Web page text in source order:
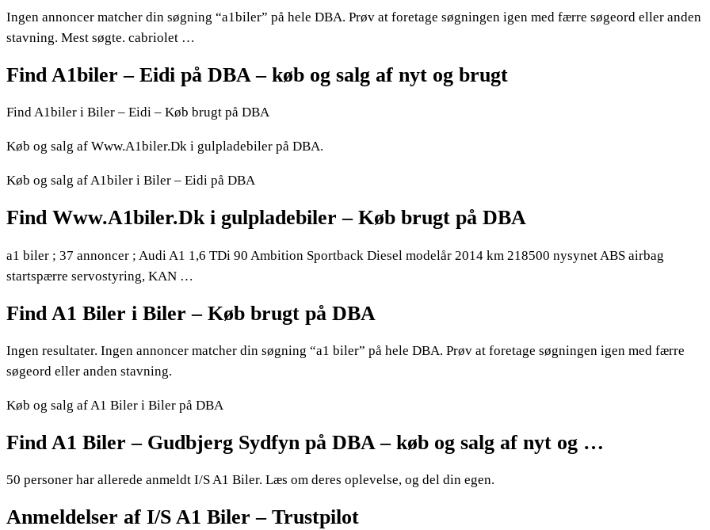
Ingen annoncer matcher din søgning “a1biler” på hele DBA. Prøv at foretage søgningen igen med færre søgeord eller anden
stavning. Mest søgte. cabriolet …
Find A1biler – Eidi på DBA – køb og salg af nyt og brugt
Find A1biler i Biler – Eidi – Køb brugt på DBA
Køb og salg af Www.A1biler.Dk i gulpladebiler på DBA.
Køb og salg af A1biler i Biler – Eidi på DBA
Find Www.A1biler.Dk i gulpladebiler – Køb brugt på DBA
a1 biler ; 37 annoncer ; Audi A1 1,6 TDi 90 Ambition Sportback Diesel modelår 2014 km 218500 nysynet ABS airbag
startspærre servostyring, KAN …
Find A1 Biler i Biler – Køb brugt på DBA
Ingen resultater. Ingen annoncer matcher din søgning “a1 biler” på hele DBA. Prøv at foretage søgningen igen med færre
søgeord eller anden stavning.
Køb og salg af A1 Biler i Biler på DBA
Find A1 Biler – Gudbjerg Sydfyn på DBA – køb og salg af nyt og …
50 personer har allerede anmeldt I/S A1 Biler. Læs om deres oplevelse, og del din egen.
Anmeldelser af I/S A1 Biler – Trustpilot